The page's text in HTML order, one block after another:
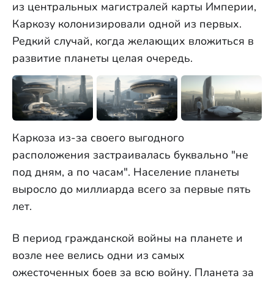
из центральных магистралей карты Империи,
Каркозу колонизировали одной из первых.
Редкий случай, когда желающих вложиться в
развитие планеты целая очередь.
Каркоза из-за своего выгодного
расположения застраивалась буквально "не
под дням, а по часам". Население планеты
выросло до миллиарда всего за первые пять
лет.
В период гражданской войны на планете и
возле нее велись одни из самых
ожесточенных боев за всю войну. Планета за